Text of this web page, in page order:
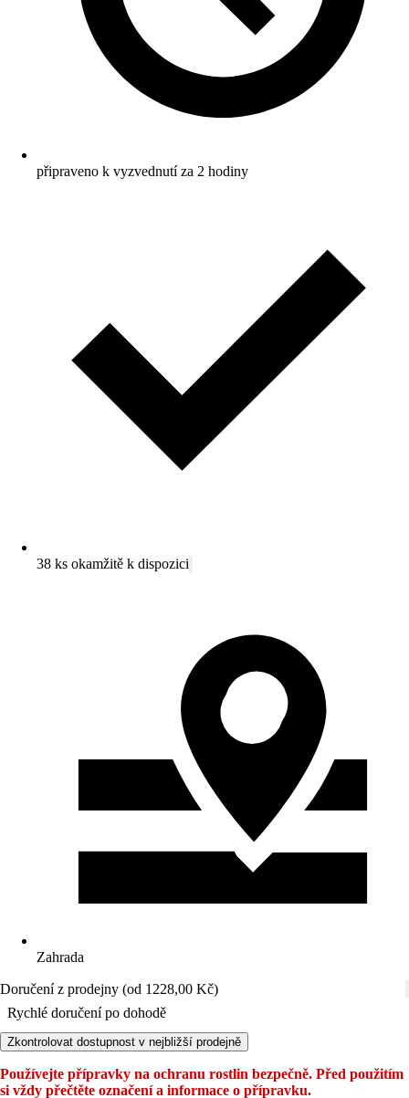
připraveno k vyzvednutí za 2 hodiny
38 ks okamžitě k dispozici
Zahrada
Doručení z prodejny (od 1228,00 Kč)
Rychlé doručení po dohodě
Zkontrolovat dostupnost v nejbližší prodejně
Používejte přípravky na ochranu rostlin bezpečně. Před použitím
si vždy přečtěte označení a informace o přípravku.